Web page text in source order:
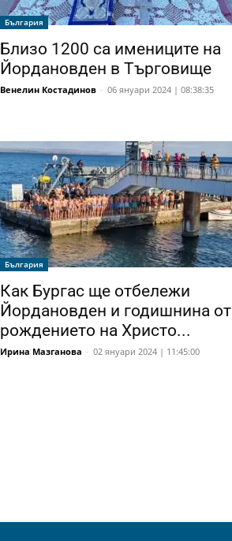
България
Близо 1200 са имениците на
Йордановден в Търговище
Венелин Костадинов - 06 януари 2024 | 08:38:35
България
Как Бургас ще отбележи
Йордановден и годишнина от
рождението на Христо...
Ирина Мазганова - 02 януари 2024 | 11:45:00